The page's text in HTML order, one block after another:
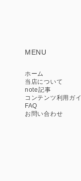
MENU
ホーム
当店について
note記事
コンテンツ利用ガ
FAQ
お問い合わせ